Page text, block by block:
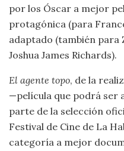
por los Óscar a mejor
protagónica (para
adaptado (también para
Joshua James Richards).
El agente topo, de la
—película que podrá ser
parte de la selección
Festival de Cine de La
categoría a mejor